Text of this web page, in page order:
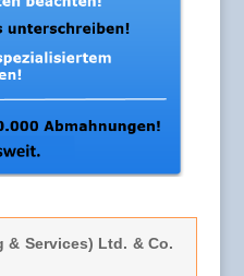
& Services) Ltd. & Co.